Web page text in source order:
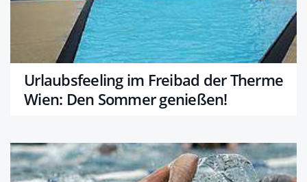
Urlaubsfeeling im Freibad der Therme
Wien: Den Sommer genießen!